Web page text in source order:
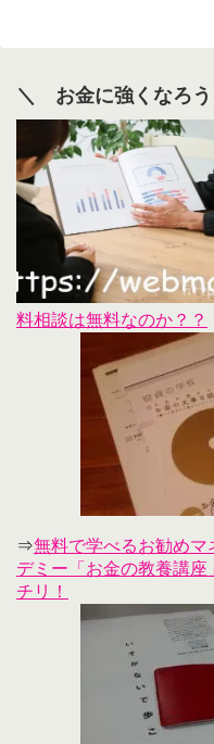
＼ お金に強くなろ
料相談は無料なのか？？
⇒無料で学べるお勧めマ
デミー「お金の教養講
チリ！